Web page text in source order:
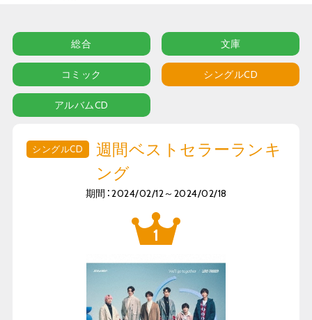
総合 文庫
コミック シングルCD
アルバムCD
シングルCD
週間ベストセラーランキ
ング
期間：2024/02/12～2024/02/18